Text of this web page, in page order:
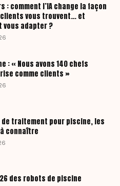
: comment l’IA change la façon
vous trouvent… et
vous adapter ?
: « Nous avons 140 chefs
comme clients »
traitement pour piscine, les
connaître
des robots de piscine